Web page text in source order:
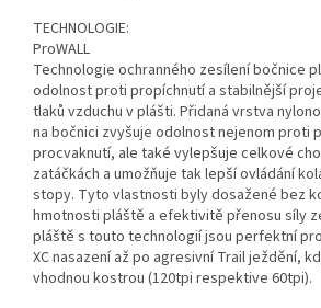
TECHNOLOGIE:
ProWALL
Technologie ochranného zesílení bočnice
odolnost proti propíchnutí a stabilnější
tlaků vzduchu v plášti. Přidaná vrstva
na bočnici zvyšuje odolnost nejenom proti
procvaknutí, ale také vylepšuje celkové
zatáčkách a umožňuje tak lepší ovládání
stopy. Tyto vlastnosti byly dosažené bez
hmotnosti pláště a efektivitě přenosu síly
pláště s touto technologií jsou perfektní
XC nasazení až po agresivní Trail ježdění,
vhodnou kostrou (120tpi respektive 60tpi).